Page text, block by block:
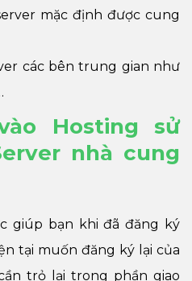
mặc định được cung
các bên trung gian như
Hosting sử
nhà cung
giúp bạn khi đã đăng ký
tại muốn đăng ký lại của
trỏ lại trong phần giao